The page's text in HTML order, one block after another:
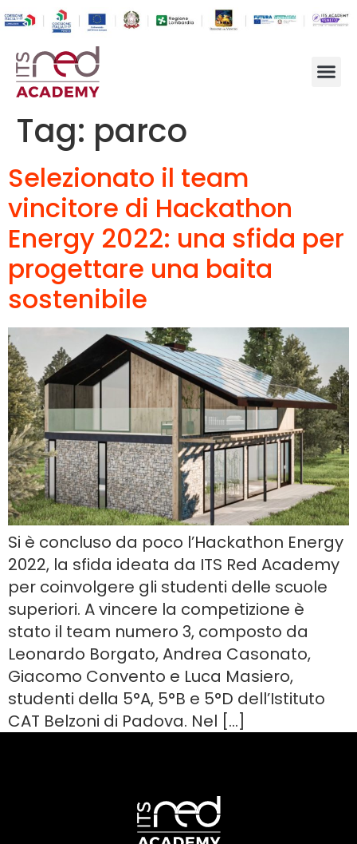
Tag: parco
Selezionato il team
vincitore di Hackathon
Energy 2022: una sfida per
progettare una baita
sostenibile
Si è concluso da poco l’Hackathon Energy
2022, la sfida ideata da ITS Red Academy
per coinvolgere gli studenti delle scuole
superiori. A vincere la competizione è
stato il team numero 3, composto da
Leonardo Borgato, Andrea Casonato,
Giacomo Convento e Luca Masiero,
studenti della 5°A, 5°B e 5°D dell’Istituto
CAT Belzoni di Padova. Nel […]